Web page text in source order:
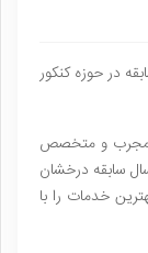
ای گاما با بیش از۱۴ سال سابقه در حوزه کنکور
مجرب و متخصص
که زیر نظر مهندس رضا امیری با بیش از ۱۴ سال سابقه درخشان
خدمات را با